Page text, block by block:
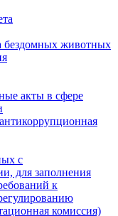
бездомных животных
акты в сфере
с
для заполнения
к
комиссия)